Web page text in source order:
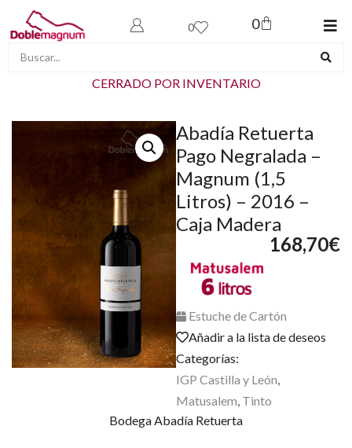
0 0
CERRADO POR INVENTARIO
Abadía Retuerta
Pago Negralada –
Magnum (1,5
Litros) – 2016 –
Caja Madera
168,70€
Estuche de Cartón
Añadir a la lista de deseos
Categorías:
IGP Castilla y León,
Matusalem, Tinto
Bodega Abadía Retuerta